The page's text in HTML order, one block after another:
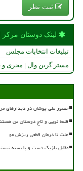
ثبت نظر
لینک دوستان
تبلیغات انتخابات مجلس
مستر گرین وال | مجری و
حضور ملی پوشان در دیدارهای
قلعه نویی و تاج دوستان من
علت تا درمان قطعی ریزش مو
مقابل بلژیک دست و پا بسته